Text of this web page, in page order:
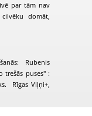
par tām nav
domāt,
Rubenis
trešās puses" :
Rīgas Viļņi+,